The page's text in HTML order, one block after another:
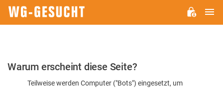
Bitte
Warum erscheint diese Seite?
Teilweise werden Computer ("Bots") eingesetzt, um